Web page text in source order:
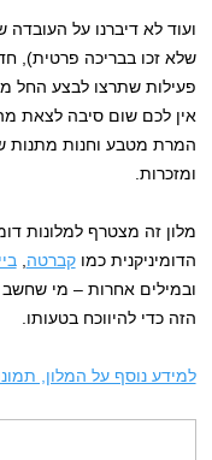
ועוד לא דיברנו על העובדה
שלא זכו בבריכה פרטית),
פעילות שתרצו לבצע החל
אין לכם שום סיבה לצאת
המרת מטבע וחנות מתנות
ומזכרות.
מלון זה מצטרף למלונות
הדומיניקנית כמוקברטה ,
ובמילים אחרות – מי
הזה כדי להיווכח בטעותו.
למידע נוסף על המלון,